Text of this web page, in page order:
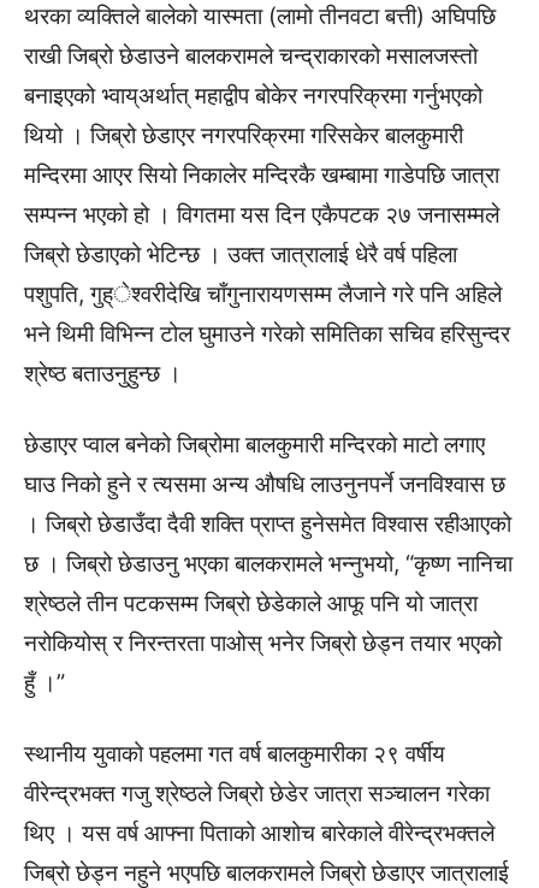
थरका व्यक्तिले बालेको यास्मता (लामो तीनवटा बत्ती) अघिपछि
राखी जिब्रो छेडाउने बालकरामले चन्द्राकारको मसालजस्तो
बनाइएको भ्वाय्अर्थात् महाद्वीप बोकेर नगरपरिक्रमा गर्नुभएको
थियो । जिब्रो छेडाएर नगरपरिक्रमा गरिसकेर बालकुमारी
मन्दिरमा आएर सियो निकालेर मन्दिरकै खम्बामा गाडेपछि जात्रा
सम्पन्न भएको हो । विगतमा यस दिन एकैपटक २७ जनासम्मले
जिब्रो छेडाएको भेटिन्छ । उक्त जात्रालाई धेरै वर्ष पहिला
पशुपति, गुह्ेश्वरीदेखि चाँगुनारायणसम्म लैजाने गरे पनि अहिले
भने थिमी विभिन्न टोल घुमाउने गरेको समितिका सचिव हरिसुन्दर
श्रेष्ठ बताउनुहुन्छ ।
छेडाएर प्वाल बनेको जिब्रोमा बालकुमारी मन्दिरको माटो लगाए
घाउ निको हुने र त्यसमा अन्य औषधि लाउनुनपर्ने जनविश्वास छ
। जिब्रो छेडाउँदा दैवी शक्ति प्राप्त हुनेसमेत विश्वास रहीआएको
छ । जिब्रो छेडाउनु भएका बालकरामले भन्नुभयो, “कृष्ण नानिचा
श्रेष्ठले तीन पटकसम्म जिब्रो छेडेकाले आफू पनि यो जात्रा
नरोकियोस् र निरन्तरता पाओस् भनेर जिब्रो छेड्न तयार भएको
हुँ ।”
स्थानीय युवाको पहलमा गत वर्ष बालकुमारीका २९ वर्षीय
वीरेन्द्रभक्त गजु श्रेष्ठले जिब्रो छेडेर जात्रा सञ्चालन गरेका
थिए । यस वर्ष आफ्ना पिताको आशोच बारेकाले वीरेन्द्रभक्तले
जिब्रो छेड्न नहुने भएपछि बालकरामले जिब्रो छेडाएर जात्रालाई